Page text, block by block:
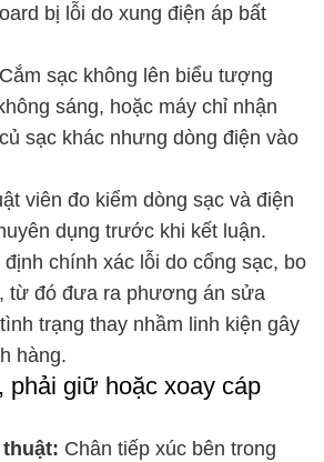
bị lỗi do xung điện áp bất
Cắm sạc không lên biểu tượng
sáng, hoặc máy chỉ nhận
sạc khác nhưng dòng điện vào
viên đo kiểm dòng sạc và điện
dụng trước khi kết luận.
chính xác lỗi do cổng sạc, bo
từ đó đưa ra phương án sửa
trạng thay nhầm linh kiện gây
hàng.
phải giữ hoặc xoay cáp
Chân tiếp xúc bên trong